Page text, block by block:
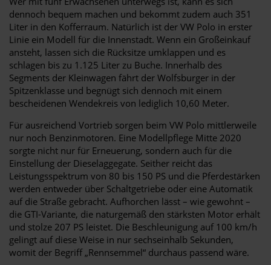
dennoch bequem machen und bekommt zudem auch 351
Liter in den Kofferraum. Natürlich ist der VW Polo in erster
Linie ein Modell für die Innenstadt. Wenn ein Großeinkauf
ansteht, lassen sich die Rücksitze umklappen und es
schlagen bis zu 1.125 Liter zu Buche. Innerhalb des
Segments der Kleinwagen fährt der Wolfsburger in der
Spitzenklasse und begnügt sich dennoch mit einem
bescheidenen Wendekreis von lediglich 10,60 Meter.
Für ausreichend Vortrieb sorgen beim VW Polo mittlerweile
nur noch Benzinmotoren. Eine Modellpflege Mitte 2020
sorgte nicht nur für Erneuerung, sondern auch für die
Einstellung der Dieselaggegate. Seither reicht das
Leistungsspektrum von 80 bis 150 PS und die Pferdestärken
werden entweder über Schaltgetriebe oder eine Automatik
auf die Straße gebracht. Aufhorchen lässt – wie gewohnt –
die GTI-Variante, die naturgemäß den stärksten Motor erhält
und stolze 207 PS leistet. Die Beschleunigung auf 100 km/h
gelingt auf diese Weise in nur sechseinhalb Sekunden,
womit der Begriff „Rennsemmel“ durchaus passend wäre.